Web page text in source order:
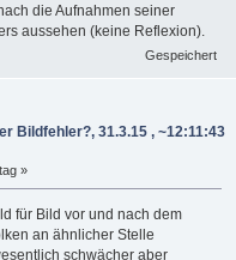
die Aufnahmen seiner
aussehen (keine Reflexion).
Gespeichert
Bildfehler?, 31.3.15 , ~12:11:43
»
für Bild vor und nach dem
an ähnlicher Stelle
schwächer aber